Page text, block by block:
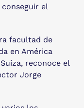
el
facultad de
en América
reconoce el
Jorge